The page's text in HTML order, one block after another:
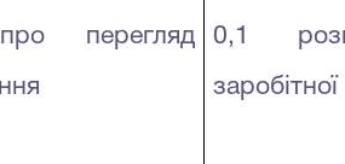
перегляд 0,1